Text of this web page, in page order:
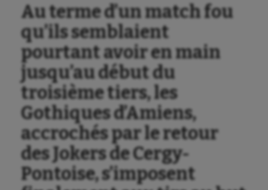
Au terme d’un match fou
qu’ils semblaient
pourtant avoir en main
jusqu’au début du
troisième tiers, les
Gothiques d’Amiens,
accrochés par le retour
des Jokers de Cergy-
Pontoise, s’imposent